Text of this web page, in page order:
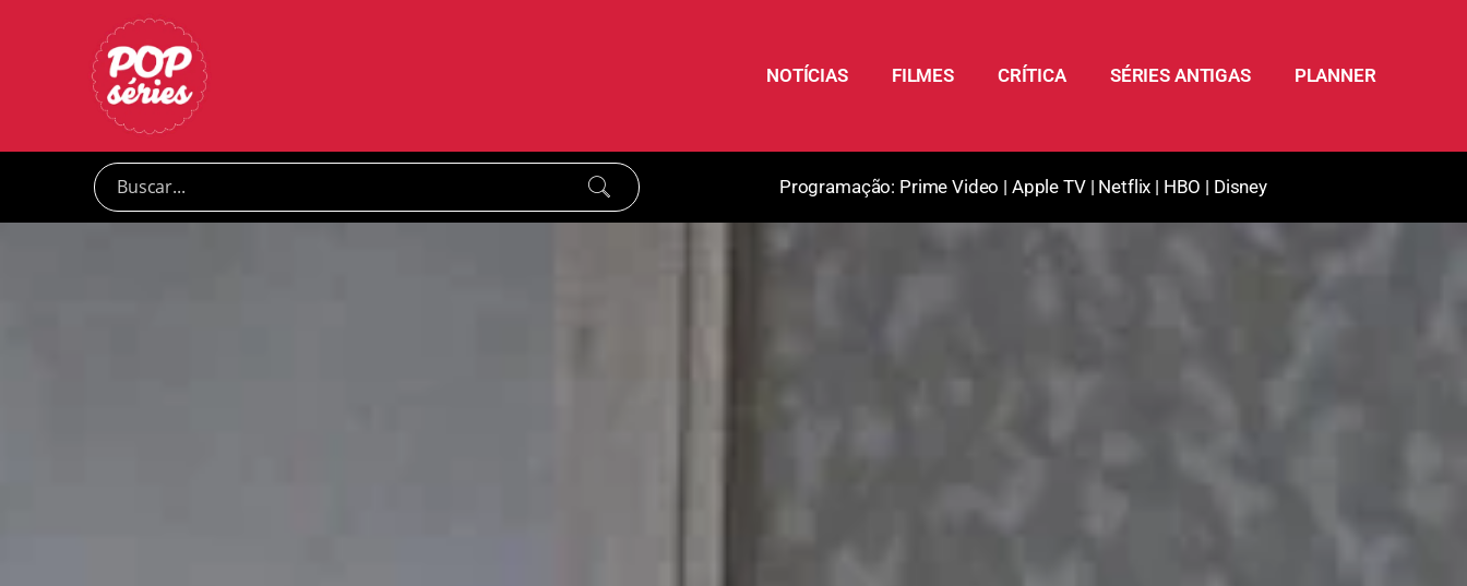
NOTÍCIAS FILMES CRÍTICA SÉRIES ANTIGAS PLANNER
Programação: Prime Video | Apple TV| Netflix | HBO | Disney